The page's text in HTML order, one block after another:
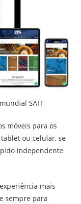
SAIT
móveis para os
ou celular, se
independente
mais
sempre para